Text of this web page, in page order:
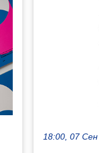
18:00, 07 Сен